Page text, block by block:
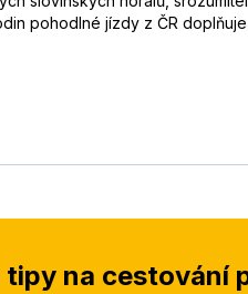
pohodlné jízdy z ČR
tipy na cestování